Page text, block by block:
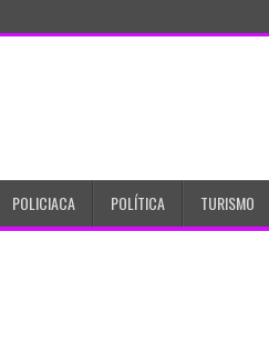
POLICIACA POLÍTICA TURISMO